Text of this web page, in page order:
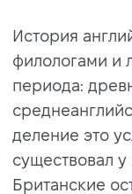
История
филологами и
периода:
деление это
существовал
Британские